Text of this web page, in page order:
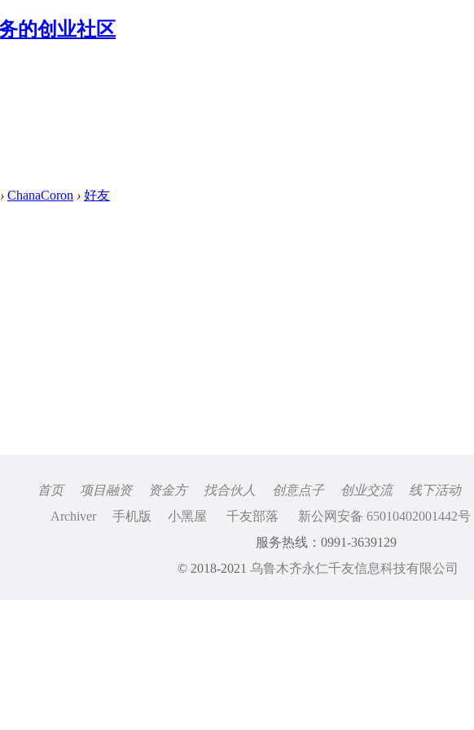
› ChanaCoron › 好友
首页 项目融资 资金方 找合伙人 创意点子 创业交流 线下活动
Archiver
手机版 小黑屋 千友部落
新公网安备 65010402001442
服务热线：0991-3639129
© 2018-2021 乌鲁木齐永仁千友信息科技有限公司